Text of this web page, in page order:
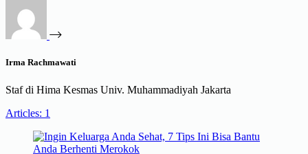
Irma Rachmawati
Staf di Hima Kesmas Univ. Muhammadiyah Jakarta
Articles: 1